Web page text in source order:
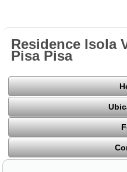
Residence Isola
Pisa Pisa